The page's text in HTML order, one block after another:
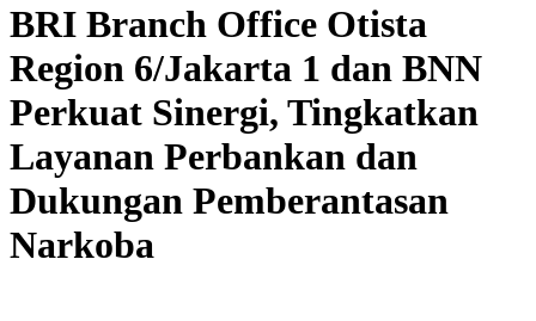
BRI Branch Office Otista
Region 6/Jakarta 1 dan BNN
Perkuat Sinergi, Tingkatkan
Layanan Perbankan dan
Dukungan Pemberantasan
Narkoba